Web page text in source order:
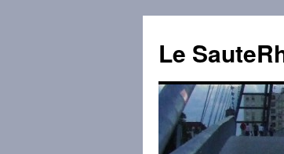
contenu
Le